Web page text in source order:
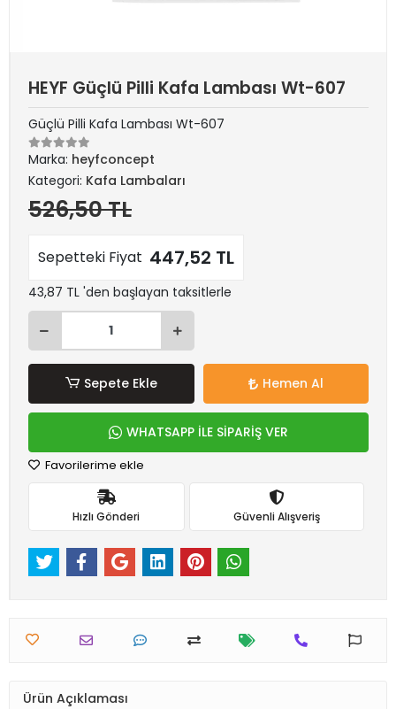
HEYF Güçlü Pilli Kafa Lambası Wt-607
Güçlü Pilli Kafa Lambası Wt-607
Marka: heyfconcept
Kategori: Kafa Lambaları
526,50 TL
Sepetteki Fiyat 447,52 TL
43,87 TL 'den başlayan taksitlerle
Sepete Ekle Hemen Al
WHATSAPP İLE SİPARİŞ VER
Favorilerime ekle
Hızlı Gönderi Güvenli Alışveriş
Ürün Açıklaması